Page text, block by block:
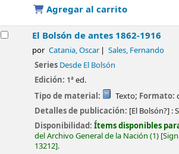
Agregar al carrito
El Bolsón de antes 1862-1916
por Catania, Oscar Sales, Fernando
Series Desde El Bolsón
Edición: 1ª ed.
Tipo de material:
Texto; Formato:
Detalles de publicación: [El Bolsón?] :
Disponibilidad:Ítems disponibles
del Archivo General de la Nación (1)
13212 .